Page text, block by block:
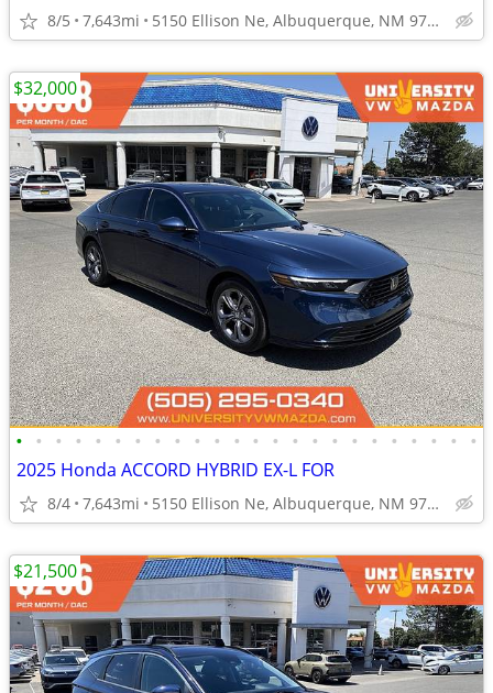
8/5 7,643mi 5150 Ellison Ne, Albuquerque, NM 97109
• • • • • • • • • • • • • • • • • • • • • • • •
2025 Honda ACCORD HYBRID EX-L FOR
8/4 7,643mi 5150 Ellison Ne, Albuquerque, NM 97109
$32,000
$21,500